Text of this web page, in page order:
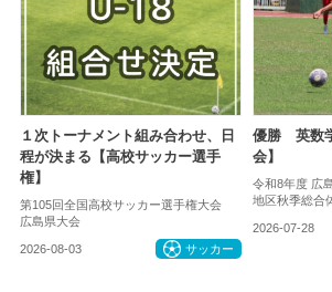
１次トーナメント組み合わせ、日
程が決まる【高校サッカー選手
権】
第105回全国高校サッカー選手権大会
広島県大会
2026-08-03 サッカー
優勝 英数
会】
令和8年度 広
地区秋季総合
2026-07-28